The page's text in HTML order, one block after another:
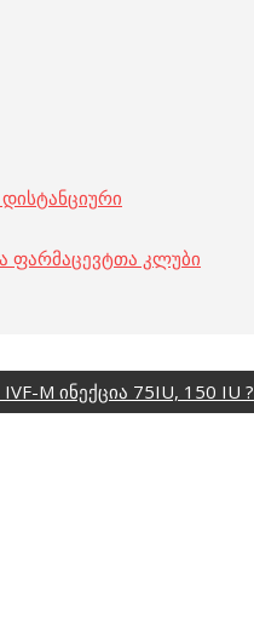
ფარმაცევტთა კლუბი
M ინექცია 75IU, 150 IU ?